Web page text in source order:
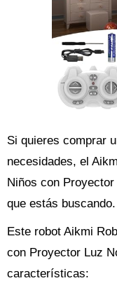
Si quieres comprar
necesidades, el
Niños con
que estás buscando.
Este robot Aikmi
con Proyector Luz
características: